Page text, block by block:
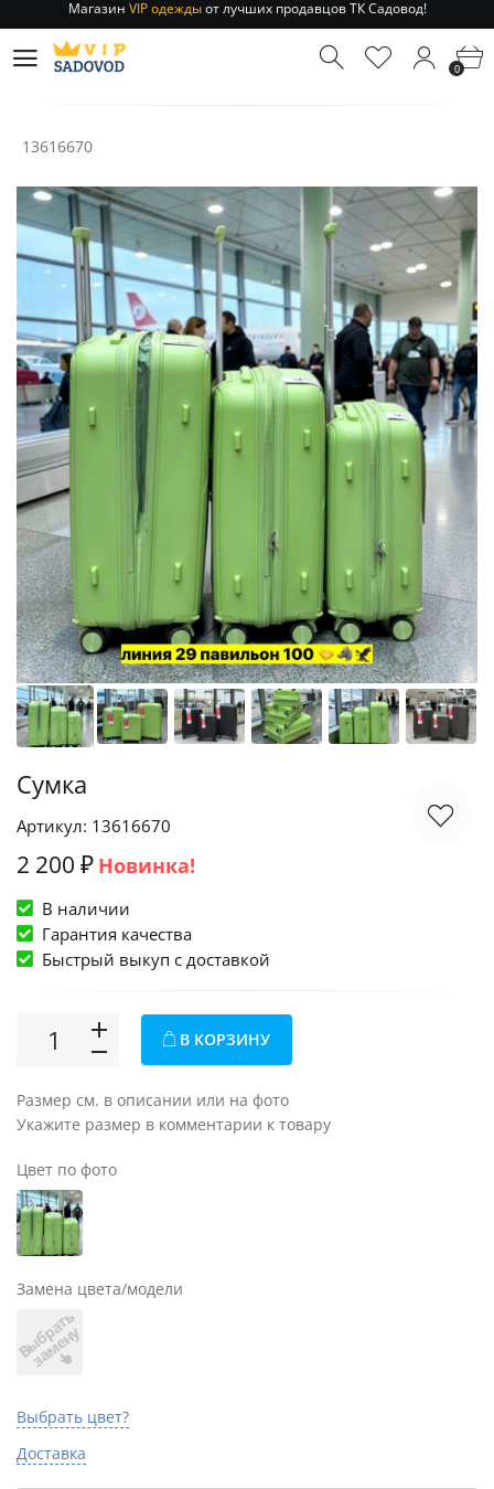
Отправление заказа 1-3 дняпо РФ и МСК!
Магазин
от лучших продавцов ТК Садовод!
Отправление заказа 1-3 дня
по РФ и МСК! 0
13616670
Сумка
Артикул: 13616670
2 200 ₽ Новинка!
В наличии
Гарантия качества
Быстрый выкуп c доставкой
В КОРЗИНУ
Размер см. в описании или на фото
Укажите размер в комментарии к товару
Цвет по фото
Замена цвета/модели
В
ы
б
р
а
т
ь
з
а
м
е
н
у
Выбрать цвет?
Доставка